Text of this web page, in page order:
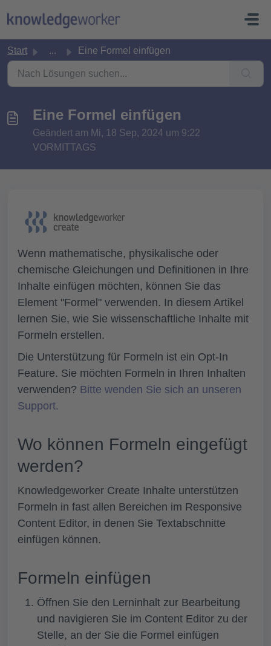
Start ... Eine Formel einfügen
Eine Formel einfügen
Geändert am Mi, 18 Sep, 2024 um 9:22
VORMITTAGS
Wenn mathematische, physikalische oder
chemische Gleichungen und Definitionen in Ihre
Inhalte einfügen möchten, können Sie das
Element "Formel" verwenden. In diesem Artikel
lernen Sie, wie Sie wissenschaftliche Inhalte mit
Formeln erstellen.
Die Unterstützung für Formeln ist ein Opt-In
Feature. Sie möchten Formeln in Ihren Inhalten
verwenden? Bitte wenden Sie sich an unseren
Support.
Wo können Formeln eingefügt
werden?
Knowledgeworker Create Inhalte unterstützen
Formeln in fast allen Bereichen im Responsive
Content Editor, in denen Sie Textabschnitte
einfügen können.
Formeln einfügen
Öffnen Sie den Lerninhalt zur Bearbeitung
und navigieren Sie im Content Editor zu der
Stelle, an der Sie die Formel einfügen